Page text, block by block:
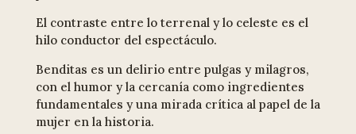
El contraste entre lo terrenal y lo celeste es el
hilo conductor del espectáculo.
Benditas es un delirio entre pulgas y milagros,
con el humor y la cercanía como ingredientes
fundamentales y una mirada crítica al papel de la
mujer en la historia.